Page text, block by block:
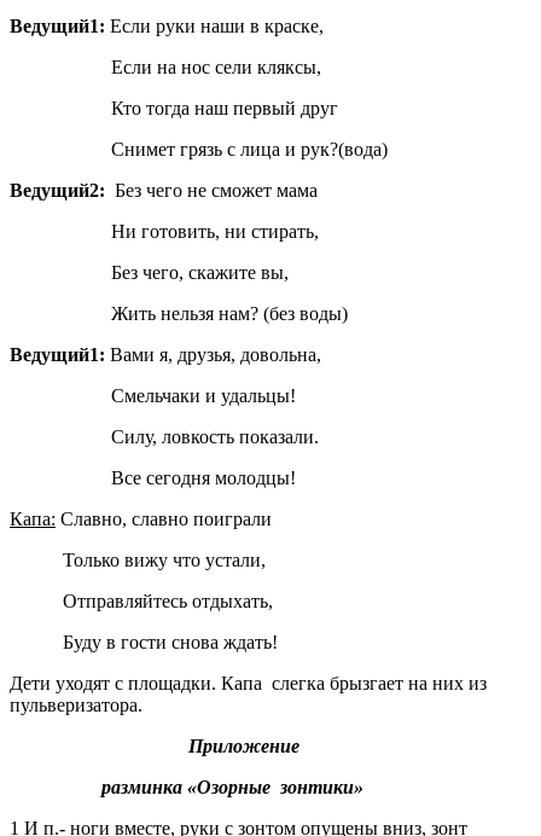
Ведущий1: Если руки наши в краске,
Если на нос сели кляксы,
Кто тогда наш первый друг
Снимет грязь с лица и рук?(вода)
Ведущий2: Без чего не сможет мама
Ни готовить, ни стирать,
Без чего, скажите вы,
Жить нельзя нам? (без воды)
Ведущий1: Вами я, друзья, довольна,
Смельчаки и удальцы!
Силу, ловкость показали.
Все сегодня молодцы!
Капа: Славно, славно поиграли
Только вижу что устали,
Отправляйтесь отдыхать,
Буду в гости снова ждать!
Дети уходят с площадки. Капа слегка брызгает на них из
пульверизатора.
Приложение
разминка «Озорные зонтики»
1 И п.- ноги вместе, руки с зонтом опущены вниз, зонт